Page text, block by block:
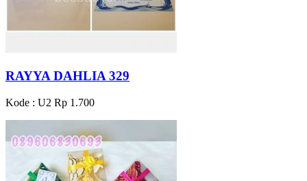
RAYYA DAHLIA 329
Kode : U2 Rp 1.700